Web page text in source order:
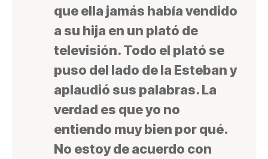
que ella jamás había vendido
a su hija en un plató de
televisión. Todo el plató se
puso del lado de la Esteban y
aplaudió sus palabras. La
verdad es que yo no
entiendo muy bien por qué.
No estoy de acuerdo con